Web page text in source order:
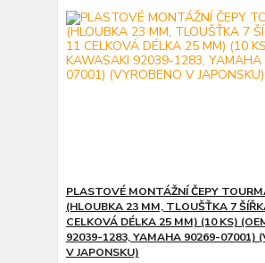
PLASTOVÉ MONTÁŽNÍ ČEPY
(HLOUBKA 23 MM, TLOUŠŤKA 7
CELKOVÁ DÉLKA 25 MM) (10 KS)
92039-1283, YAMAHA 90269-07001)
V JAPONSKU)